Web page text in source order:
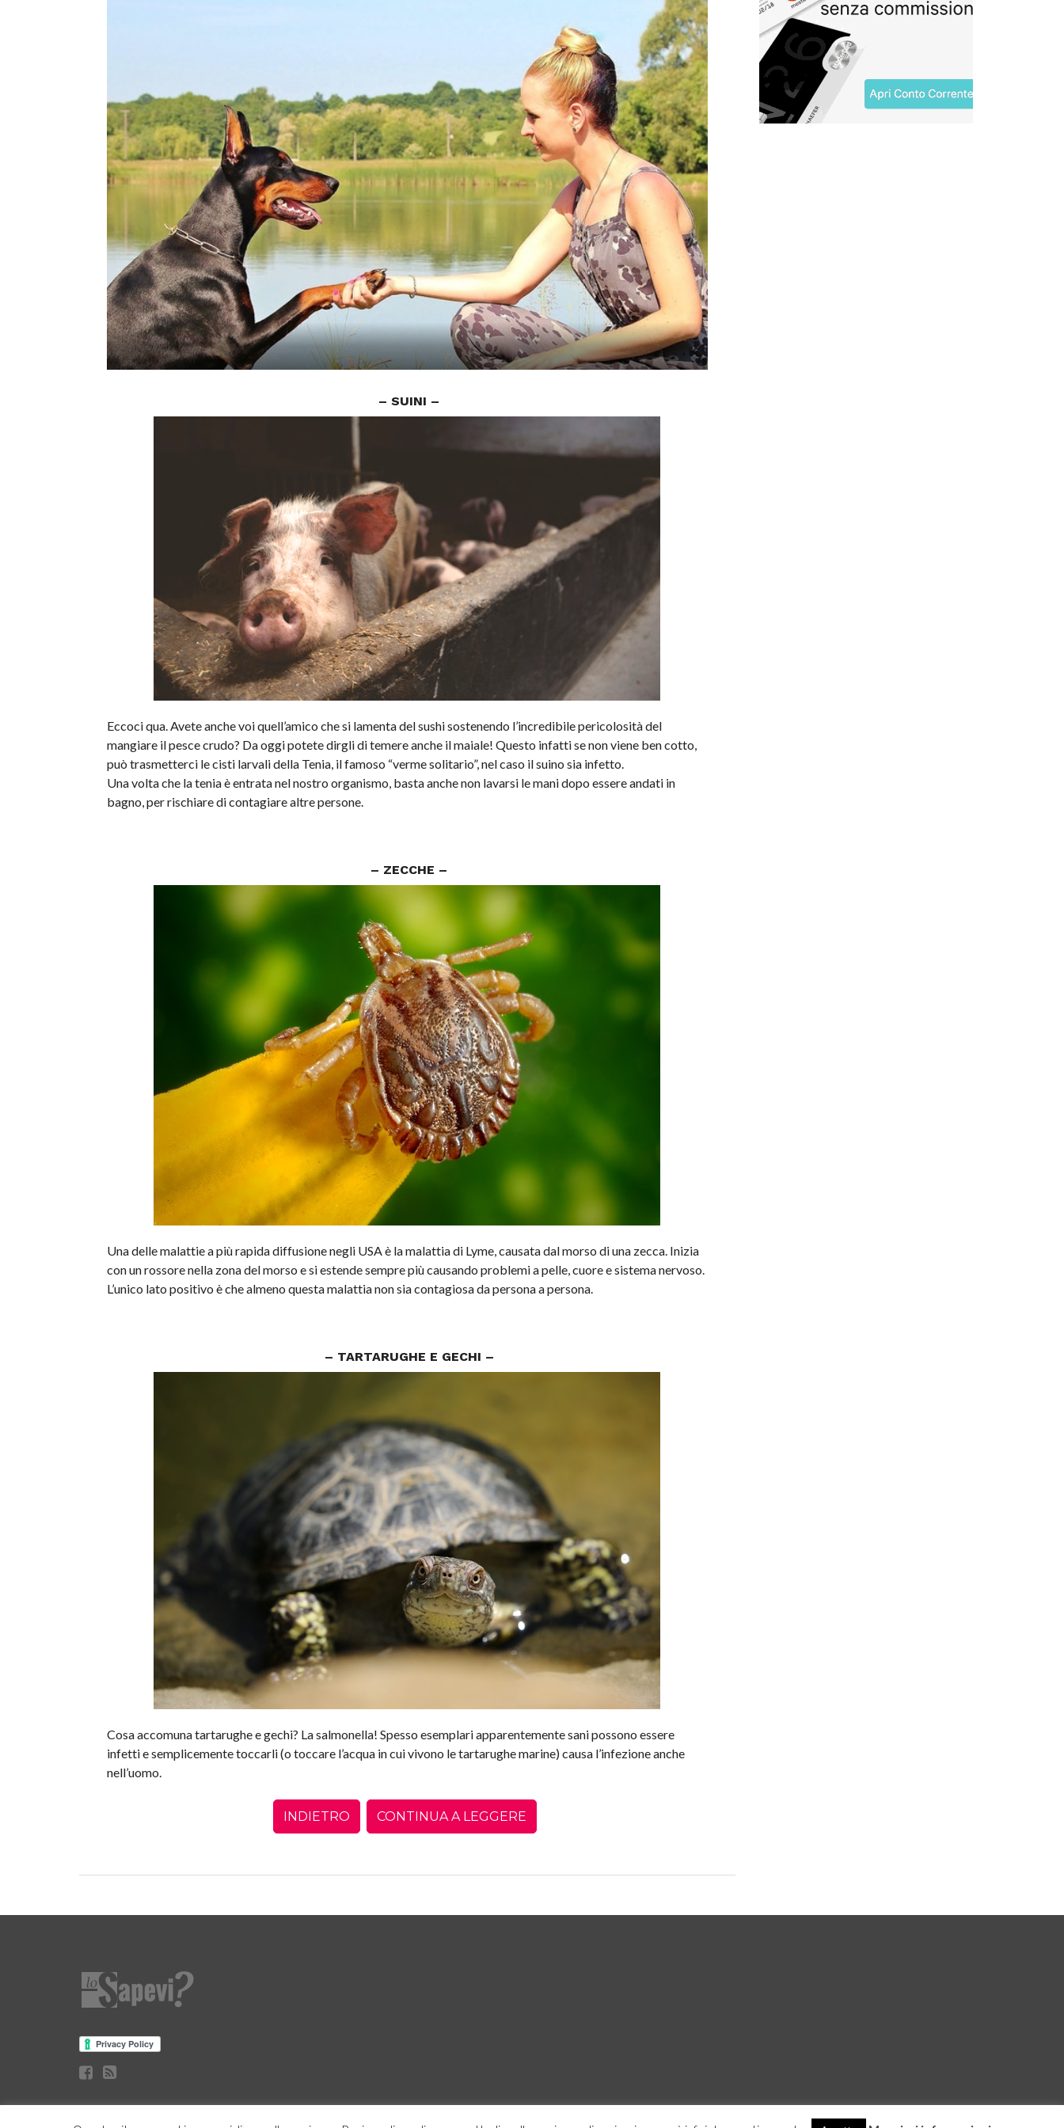
– SUINI –
Eccoci qua. Avete anche voi quell’amico che si lamenta del sushi sostenendo l’incredibile pericolosità del
mangiare il pesce crudo? Da oggi potete dirgli di temere anche il maiale! Questo infatti se non viene ben cotto,
può trasmetterci le cisti larvali della Tenia, il famoso “verme solitario”, nel caso il suino sia infetto.
Una volta che la tenia è entrata nel nostro organismo, basta anche non lavarsi le mani dopo essere andati in
bagno, per rischiare di contagiare altre persone.
– ZECCHE –
Una delle malattie a più rapida diffusione negli USA è la malattia di Lyme, causata dal morso di una zecca. Inizia
con un rossore nella zona del morso e si estende sempre più causando problemi a pelle, cuore e sistema nervoso.
L’unico lato positivo è che almeno questa malattia non sia contagiosa da persona a persona.
– TARTARUGHE E GECHI –
Cosa accomuna tartarughe e gechi? La salmonella! Spesso esemplari apparentemente sani possono essere
infetti e semplicemente toccarli (o toccare l’acqua in cui vivono le tartarughe marine) causa l’infezione anche
nell’uomo.
INDIETRO CONTINUA A LEGGERE